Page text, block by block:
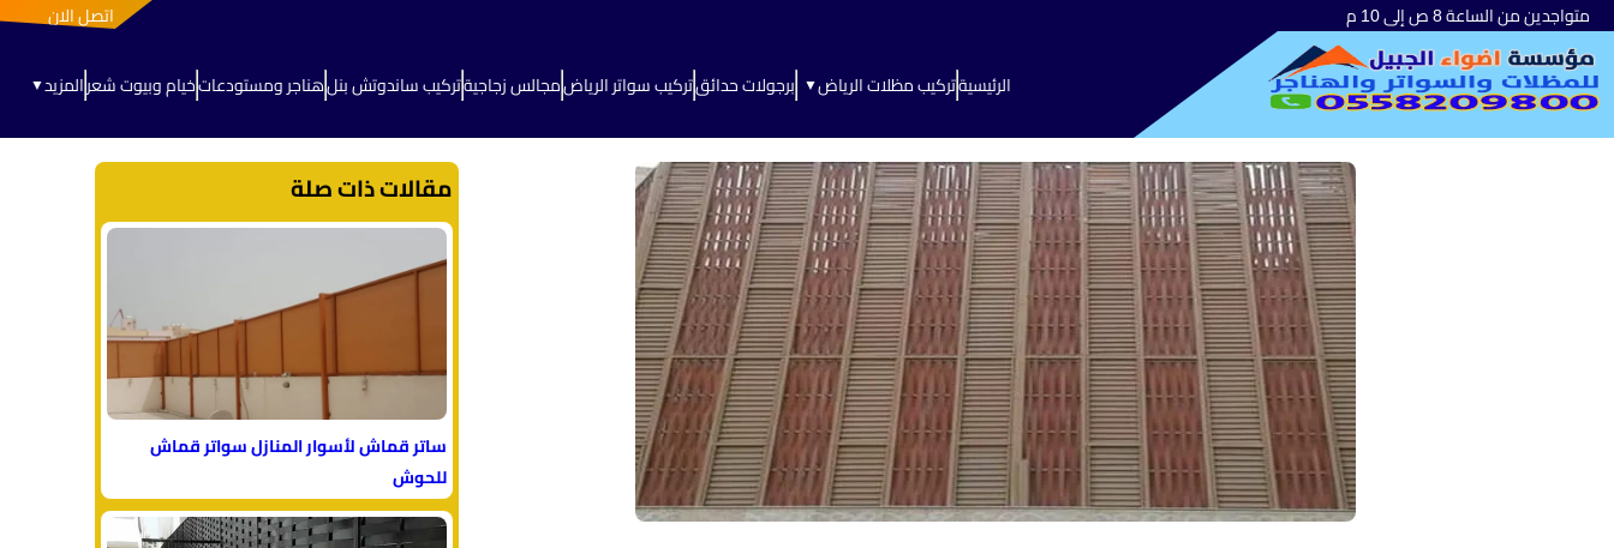
متواجدين من الساعة 8 ص إلى 10 م اتصل الان
الرئيسيةتركيب مظلات الرياض▼ برجولات حدائقتركيب سواتر الرياضمجالس زجاجيةتركيب ساندوتش بنلهناجر ومستودعاتخيام وبيوت شعرالمزيد▼
مقالات ذات صلة
ساتر قماش لأسوار المنازل سواتر قماش
للحوش